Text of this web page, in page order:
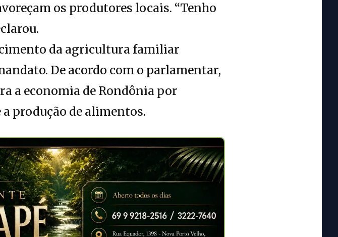
os produtores locais. “Tenho
da agricultura familiar
De acordo com o parlamentar,
a economia de Rondônia por
produção de alimentos.